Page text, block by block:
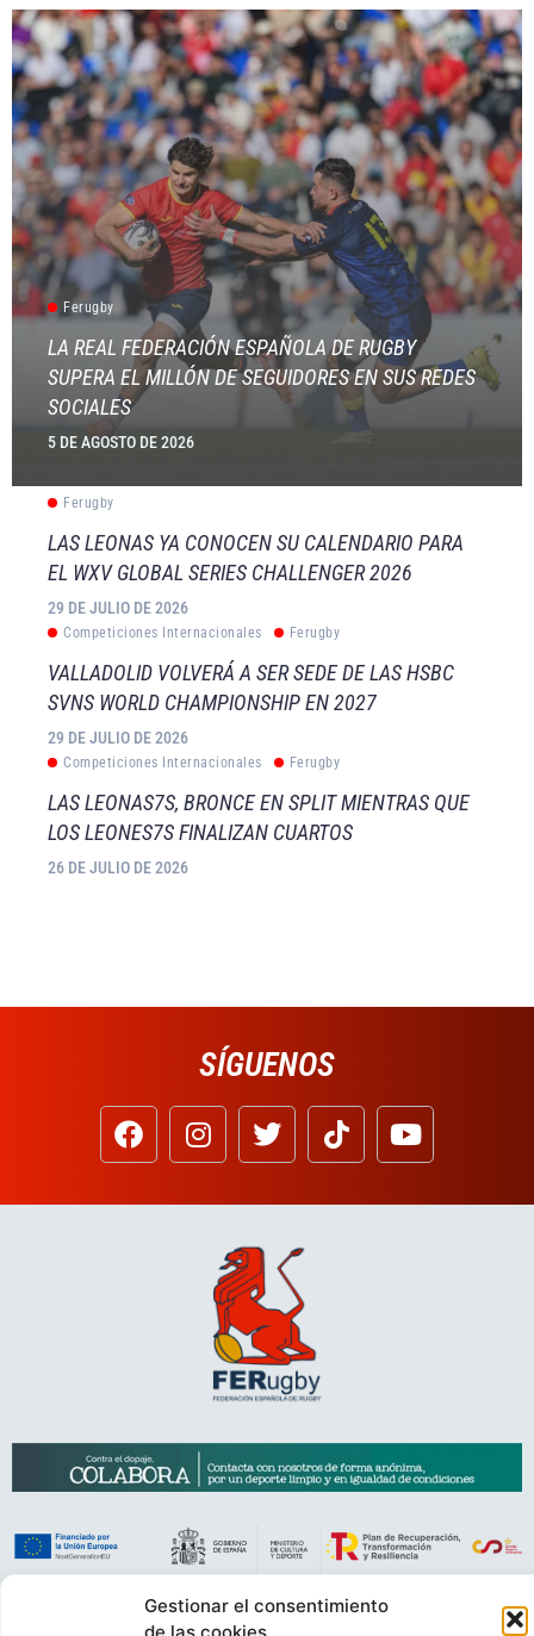
Gestionar el consentimiento
Ferugby
LA REAL FEDERACIÓN ESPAÑOLA DE RUGBY
SUPERA EL MILLÓN DE SEGUIDORES EN SUS REDES
SOCIALES
5 DE AGOSTO DE 2026
Ferugby
LAS LEONAS YA CONOCEN SU CALENDARIO PARA
EL WXV GLOBAL SERIES CHALLENGER 2026
29 DE JULIO DE 2026
Competiciones Internacionales Ferugby
VALLADOLID VOLVERÁ A SER SEDE DE LAS HSBC
SVNS WORLD CHAMPIONSHIP EN 2027
29 DE JULIO DE 2026
Competiciones Internacionales Ferugby
LAS LEONAS7S, BRONCE EN SPLIT MIENTRAS QUE
LOS LEONES7S FINALIZAN CUARTOS
26 DE JULIO DE 2026
SÍGUENOS
VIDEOCONFERENCIAS POLÍTICA DE PRIVACIDAD